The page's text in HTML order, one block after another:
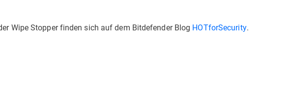
Wipe Stopper finden sich auf dem Bitdefender Blog HOTforSecurity.